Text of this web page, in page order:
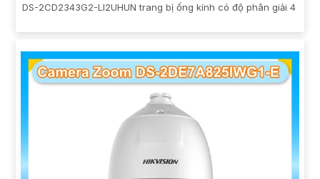
DS-2CD2343G2-LI2UHUN trang bị ống kính có độ phân giải 4